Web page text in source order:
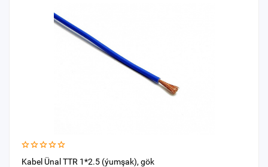
Kabel Ünal TTR 1*2.5 (ýumşak), gök